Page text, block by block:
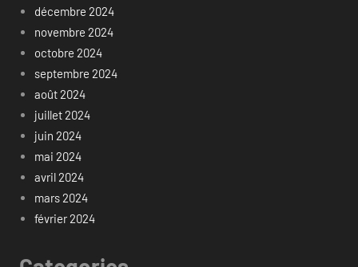
décembre 2024
novembre 2024
octobre 2024
septembre 2024
août 2024
juillet 2024
juin 2024
mai 2024
avril 2024
mars 2024
février 2024